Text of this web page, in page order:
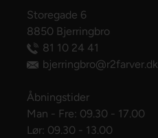
Storegade 6
8850 Bjerringbro
81 10 24 41
bjerringbro@r2farver.dk
Åbningstider
Man - Fre: 09.30 - 17.00
Lør: 09.30 - 13.00